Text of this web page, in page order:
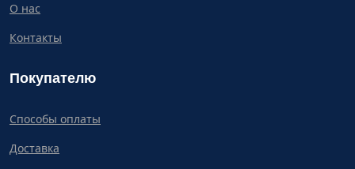
О нас
Контакты
Покупателю
Способы оплаты
Доставка